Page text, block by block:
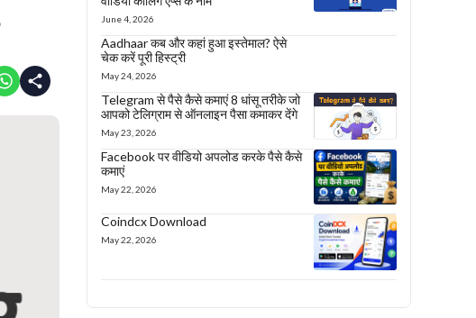
June 4, 2026
Aadhaar कब और कहां हुआ इस्तेमाल? ऐसे
चेक करें पूरी हिस्ट्री
May 24, 2026
Telegram से पैसे कैसे कमाएं 8 धांसू तरीके जो
आपको टेलिग्राम से ऑनलाइन पैसा कमाकर देंगे
May 23, 2026
Facebook पर वीडियो अपलोड करके पैसे कैसे
कमाएं
May 22, 2026
Coindcx Download
May 22, 2026